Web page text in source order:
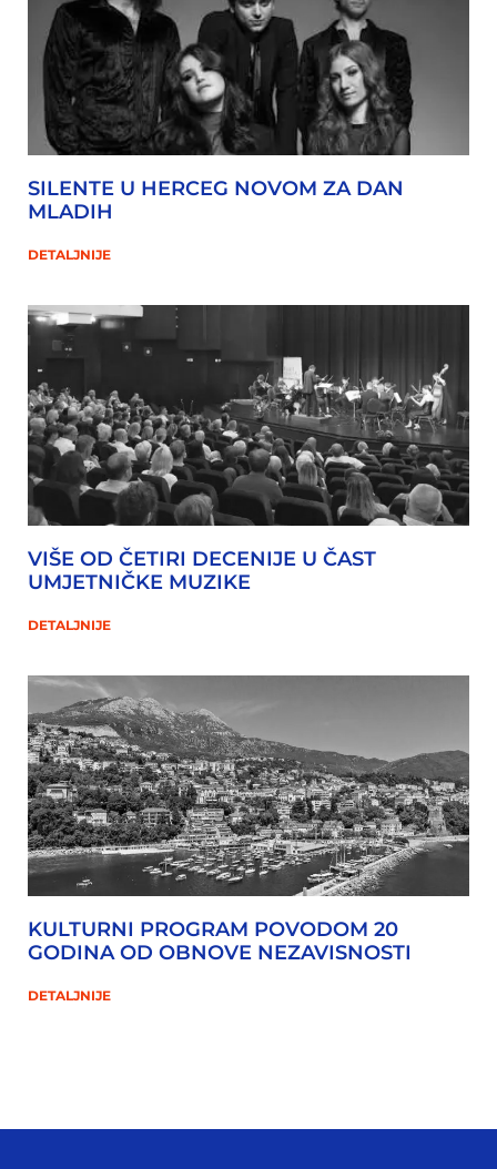
SILENTE U HERCEG NOVOM ZA DAN
MLADIH
DETALJNIJE
VIŠE OD ČETIRI DECENIJE U ČAST
UMJETNIČKE MUZIKE
DETALJNIJE
KULTURNI PROGRAM POVODOM 20
GODINA OD OBNOVE NEZAVISNOSTI
DETALJNIJE